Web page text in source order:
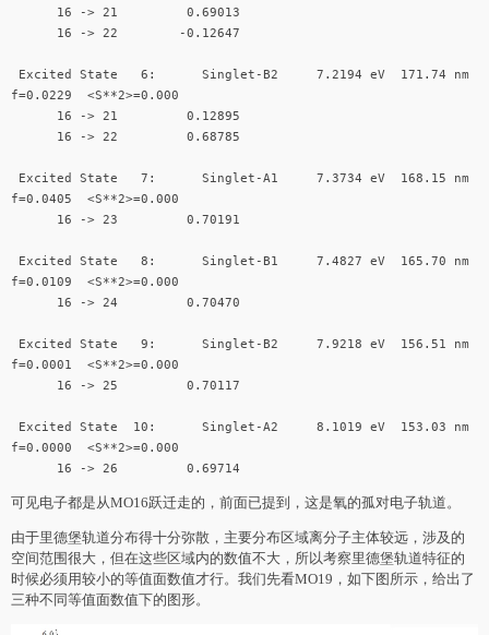
16 -> 21 0.69013
16 -> 22 -0.12647
Excited State 6: Singlet-B2 7.2194 eV 171.74 nm
f=0.0229 <S**2>=0.000
16 -> 21 0.12895
16 -> 22 0.68785
Excited State 7: Singlet-A1 7.3734 eV 168.15 nm
f=0.0405 <S**2>=0.000
16 -> 23 0.70191
Excited State 8: Singlet-B1 7.4827 eV 165.70 nm
f=0.0109 <S**2>=0.000
16 -> 24 0.70470
Excited State 9: Singlet-B2 7.9218 eV 156.51 nm
f=0.0001 <S**2>=0.000
16 -> 25 0.70117
Excited State 10: Singlet-A2 8.1019 eV 153.03 nm
f=0.0000 <S**2>=0.000
16 -> 26 0.69714
可见电子都是从MO16跃迁走的，前面已提到，这是氧的孤对电子轨道。
由于里德堡轨道分布得十分弥散，主要分布区域离分子主体较远，涉及的
空间范围很大，但在这些区域内的数值不大，所以考察里德堡轨道特征的
时候必须用较小的等值面数值才行。我们先看MO19，如下图所示，给出了
三种不同等值面数值下的图形。